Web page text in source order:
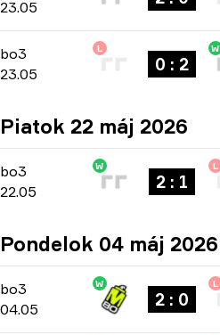
23.05
bo3 -bo3
23.05
L
0 : 2
W
Piatok 22 máj 2026
bo3 -bo3
22.05
W
2 : 1
L
Pondelok 04 máj 2026
bo3 -bo3
04.05
W
2 : 0
L